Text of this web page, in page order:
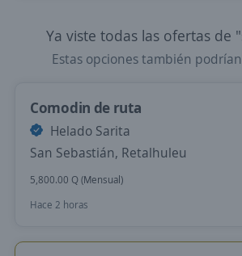
Ya viste todas las ofertas de
Estas opciones también
Comodin de ruta
Helado Sarita
San Sebastián, Retalhuleu
5,800.00 Q (Mensual)
Hace 2 horas